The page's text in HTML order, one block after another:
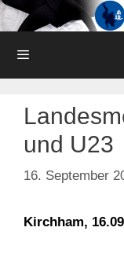
Skip
to
content
und U23
16. September
Kirchham,